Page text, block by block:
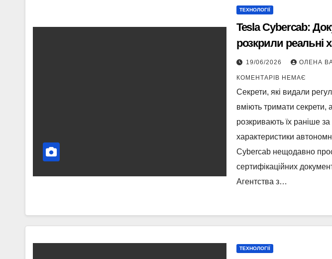
ТЕХНОЛОГІЇ
Tesla Cybercab:
розкрили реальні
новинки
19/06/2026 ОЛЕНА
КОМЕНТАРІВ НЕМАЄ
Секрети, які видали
вміють тримати секрети,
розкривають їх раніше за
характеристики
Cybercab нещодавно
сертифікаційних
Агентства з…
ТЕХНОЛОГІЇ